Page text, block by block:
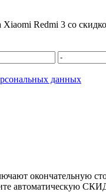
Xiaomi Redmi 3 со
данных
окончательную
автоматическую